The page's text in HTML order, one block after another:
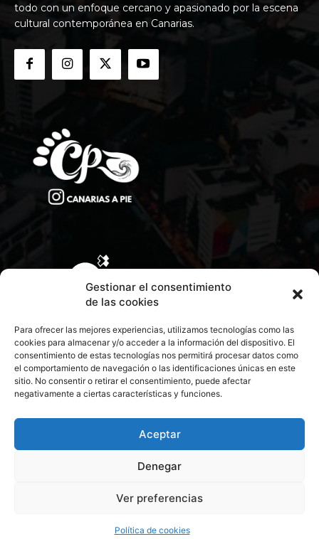
Gestionar el consentimiento
de las cookies
Para ofrecer las mejores experiencias, utilizamos tecnologías como las
cookies para almacenar y/o acceder a la información del dispositivo. El
consentimiento de estas tecnologías nos permitirá procesar datos como
el comportamiento de navegación o las identificaciones únicas en este
sitio. No consentir o retirar el consentimiento, puede afectar
negativamente a ciertas características y funciones.
Aceptar
Denegar
Ver preferencias
Política de cookies
todo con un enfoque cercano y apasionado por la escena
cultural contemporánea en Canarias.
CONTACTA CON NOSOTROS
© 2026 Todos los derechos reservados. Culturamanía